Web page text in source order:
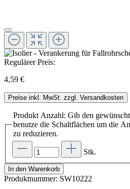
Regulärer Preis:
4,59 €
Preise inkl. MwSt. zzgl. Versandkosten
Produkt Anzahl: Gib den
benutze die Schaltflächen um die
zu reduzieren.
Stk.
In den Warenkorb
Produktnummer: SW10222